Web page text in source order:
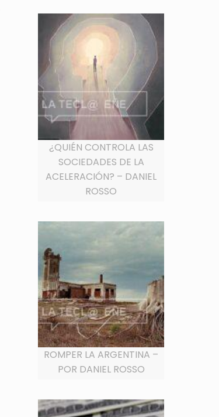
¿QUIÉN CONTROLA LAS
SOCIEDADES DE LA
ACELERACIÓN? – DANIEL
ROSSO
ROMPER LA ARGENTINA –
POR DANIEL ROSSO